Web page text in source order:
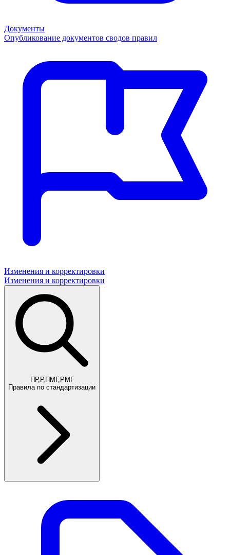
Документы
Опубликование документов сводов правил
Изменения и корректировки
Изменения и корректировки
ПР,Р,ПМГ,РМГ
Правила по стандартизации